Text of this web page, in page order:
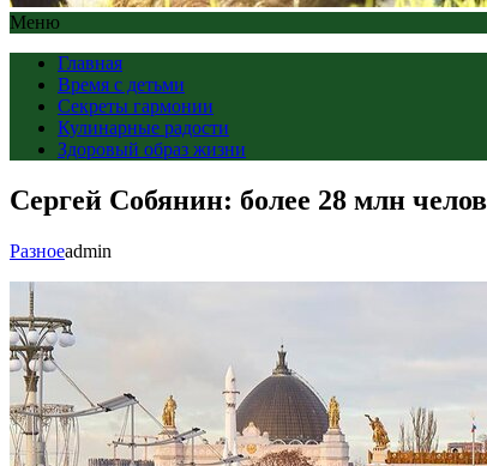
Меню
Главная
Время с детьми
Секреты гармонии
Кулинарные радости
Здоровый образ жизни
Сергей Собянин: более 28 млн
Разноеadmin